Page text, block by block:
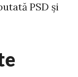
PSD și